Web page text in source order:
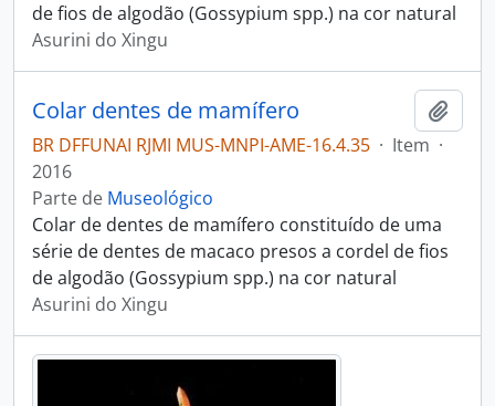
de fios de algodão (Gossypium spp.) na cor natural
Asurini do Xingu
Colar dentes de mamífero
BR DFFUNAI RJMI MUS-MNPI-AME-16.4.35 · Item ·
2016
Parte de Museológico
Colar de dentes de mamífero constituído de uma
série de dentes de macaco presos a cordel de fios
de algodão (Gossypium spp.) na cor natural
Asurini do Xingu